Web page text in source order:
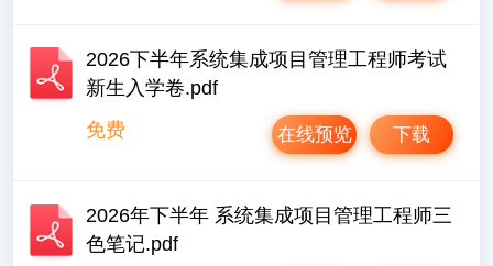
2026下半年系统集成项目管理工程师考试
新生入学卷.pdf
免费
下载
在线预览
2026年下半年 系统集成项目管理工程师三
色笔记.pdf